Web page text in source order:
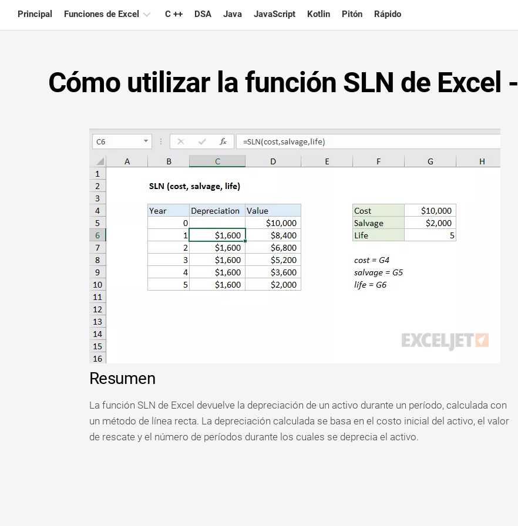
content
Principal Funciones de Excel
Consejos
de
Glosario
Atajos
teclado
Lecciones
Noticias
Tabla
dinámica
TechTV
C ++ DSA Java JavaScript Kotlin Pitón Rápido
Cómo utilizar la función SLN de Excel -
Resumen
La función SLN de Excel devuelve la depreciación de un activo durante un período, calculada con
un método de línea recta. La depreciación calculada se basa en el costo inicial del activo, el valor
de rescate y el número de períodos durante los cuales se deprecia el activo.